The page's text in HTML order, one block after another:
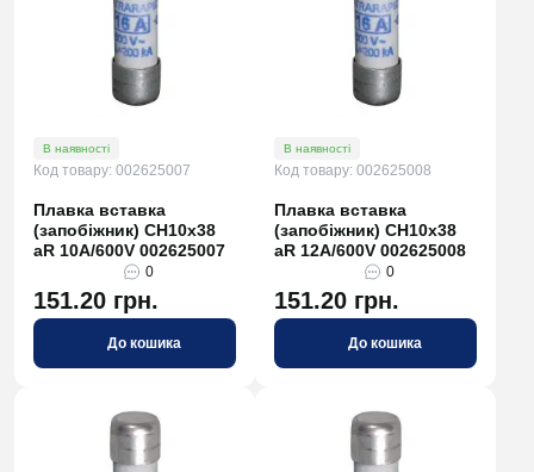
В наявності
Код товару: 002625007
Плавка вставка
(запобіжник) CH10x38
aR 10A/600V 002625007
0
151.20 грн.
До кошика
В наявності
Код товару: 002625008
Плавка вставка
(запобіжник) CH10x38
aR 12A/600V 002625008
0
151.20 грн.
До кошика